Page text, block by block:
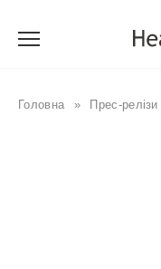
Головна » Прес-релізи